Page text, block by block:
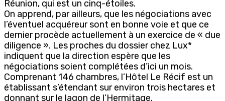
Réunion, qui est un cinq-étoiles.
On apprend, par ailleurs, que les négociations avec
l’éventuel acquéreur sont en bonne voie et que ce
dernier procède actuellement à un exercice de « due
diligence ». Les proches du dossier chez Lux*
indiquent que la direction espère que les
négociations soient complétées d’ici un mois.
Comprenant 146 chambres, l’Hôtel Le Récif est un
établissant s’étendant sur environ trois hectares et
donnant sur le lagon de l’Hermitage.